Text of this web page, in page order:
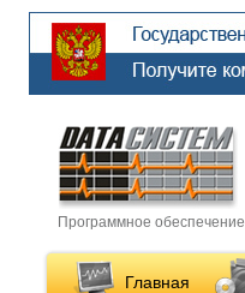
Программное обеспечение
Главная